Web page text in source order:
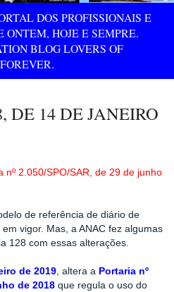
DOS PROFISSIONAIS E
HOJE E SEMPRE.
BLOG LOVERS OF
DE 14 DE JANEIRO
nº 2.050/SPO/SAR, de 29 de junho
de referência de diário de
vigor. Mas, a ANAC fez algumas
128 com essas alterações.
de 2019, altera a Portaria nº
de 2018 que regula o uso do